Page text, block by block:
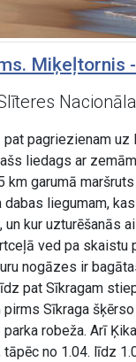
Miķeļtornis
pagriezienam uz
liedags ar
km garumā
liegumam,
kur uzturēšanās
ved pa skaistu
nogāzes ir
pat Sīkragam
pirms Sīkraga
robeža. Arī
no 1.04. līdz